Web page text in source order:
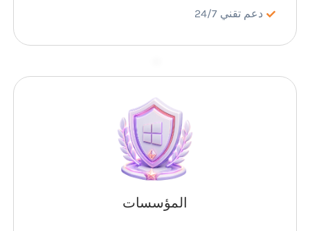
دعم تقني 24/7
المؤسسات